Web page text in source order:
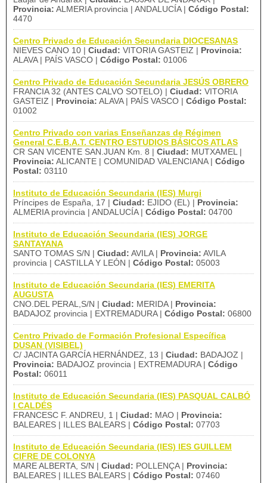
Provincia: ALMERIA provincia | ANDALUCÍA | Código Postal:
4470
Centro Privado de Educación Secundaria DIOCESANAS
NIEVES CANO 10 | Ciudad: VITORIA GASTEIZ | Provincia:
ALAVA | PAÍS VASCO | Código Postal: 01006
Centro Privado de Educación Secundaria JESÚS OBRERO
FRANCIA 32 (ANTES CALVO SOTELO) | Ciudad: VITORIA
GASTEIZ | Provincia: ALAVA | PAÍS VASCO | Código Postal:
01002
Centro Privado con varias Enseñanzas de Régimen
General C.E.B.A.T. CENTRO ESTUDIOS BÁSICOS ATLAS
CR SAN VICENTE SAN.JUAN Km. 8 | Ciudad: MUTXAMEL |
Provincia: ALICANTE | COMUNIDAD VALENCIANA | Código
Postal: 03110
Instituto de Educación Secundaria (IES) Murgi
Príncipes de España, 17 | Ciudad: EJIDO (EL) | Provincia:
ALMERIA provincia | ANDALUCÍA | Código Postal: 04700
Instituto de Educación Secundaria (IES) JORGE
SANTAYANA
SANTO TOMAS S/N | Ciudad: AVILA | Provincia: AVILA
provincia | CASTILLA Y LEÓN | Código Postal: 05003
Instituto de Educación Secundaria (IES) EMERITA
AUGUSTA
CNO.DEL PERAL,S/N | Ciudad: MERIDA | Provincia:
BADAJOZ provincia | EXTREMADURA | Código Postal: 06800
Centro Privado de Formación Profesional Específica
DUSAN (VISIBEL)
C/ JACINTA GARCÍA HERNÁNDEZ, 13 | Ciudad: BADAJOZ |
Provincia: BADAJOZ provincia | EXTREMADURA | Código
Postal: 06011
Instituto de Educación Secundaria (IES) PASQUAL CALBÓ
I CALDÉS
FRANCESC F. ANDREU, 1 | Ciudad: MAO | Provincia:
BALEARES | ILLES BALEARS | Código Postal: 07703
Instituto de Educación Secundaria (IES) IES GUILLEM
CIFRE DE COLONYA
MARE ALBERTA, S/N | Ciudad: POLLENÇA | Provincia:
BALEARES | ILLES BALEARS | Código Postal: 07460